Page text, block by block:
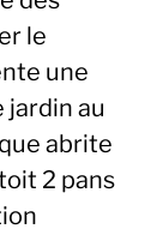
le
une
jardin au
abrite
2 pans